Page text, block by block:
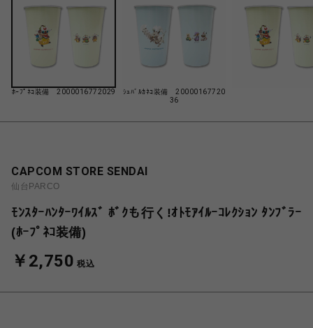
ﾎｰﾌﾟﾈｺ装備 2000016772029
ｼｭﾊﾞﾙｶﾈｺ装備 20000167720
36
CAPCOM STORE SENDAI
仙台PARCO
ﾓﾝｽﾀｰﾊﾝﾀｰﾜｲﾙｽﾞ ﾎﾞｸも行く!ｵﾄﾓｱｲﾙｰｺﾚｸｼｮﾝ ﾀﾝﾌﾞﾗｰ
(ﾎｰﾌﾟﾈｺ装備)
￥2,750 税込